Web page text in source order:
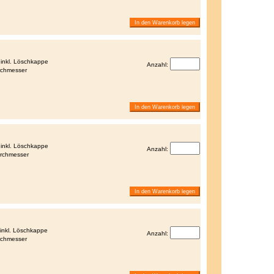
Löschkappe
Anzahl:
Löschkappe
Anzahl:
Löschkappe
Anzahl: